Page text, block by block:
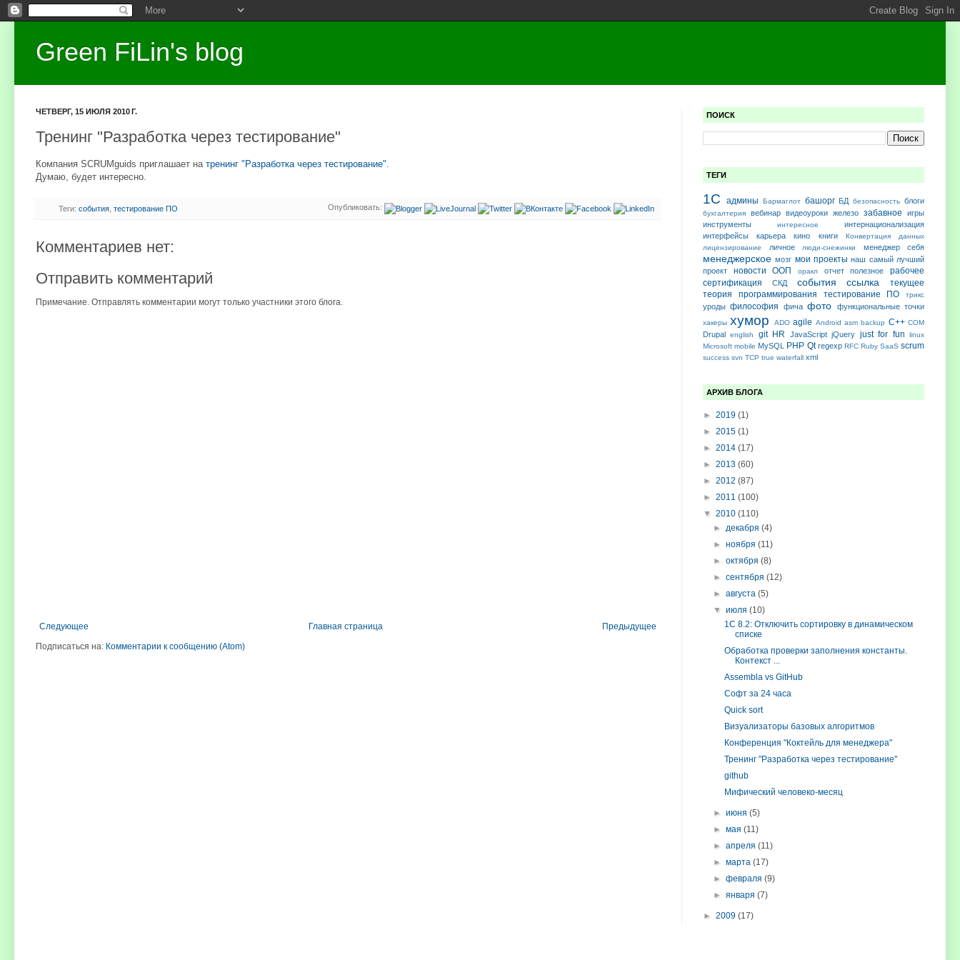
Green FiLin's blog
ЧЕТВЕРГ, 15 ИЮЛЯ 2010 Г.
Тренинг "Разработка через тестирование"
Компания SCRUMguids приглашает на тренинг "Разработка через тестирование"
Думаю, будет интересно.
Опубликовать:
Теги: события, тестирование ПО
Комментариев нет:
Отправить комментарий
Примечание. Отправлять комментарии могут только участники этого блога.
Следующее Предыдущее
Главная страница
Подписаться на: Комментарии к сообщению (Atom)
ПОИСК
ТЕГИ
1С админы Бармаглот башорг БД безопасность блоги
бухгалтерия вебинар видеоуроки железо забавное
игры
инструменты
интересное
интернационализация
интерфейсы
карьера кино книги
Конвертация данных
лицензирование
личное люди-снежинки менеджер себя
менеджерское мозг мои проекты наш самый лучший
проект
новости ООП оракл отчет полезное
рабочее
сертификация
СКД события ссылка
текущее
теория программирования
тестирование ПО трикс
уроды философия фича фото функциональные точки
хакеры хумор ADO agile Android asm backup C++ COM
Drupal english git HR JavaScript jQuery just for fun
linux
Microsoft mobile MySQL PHP Qt regexp RFC Ruby SaaS scrum
success svn TCP true waterfall xml
АРХИВ БЛОГА
► 2019 (1)
► 2015 (1)
► 2014 (17)
► 2013 (60)
► 2012 (87)
► 2011 (100)
▼ 2010 (110)
►декабря(4)
►ноября(11)
►октября(8)
►сентября(12)
►августа(5)
▼июля(10)
1С 8.2: Отключить сортировку в динамическом
списке
Обработка проверки заполнения константы.
Контекст ...
Assembla vs GitHub
Софт за 24 часа
Quick sort
Визуализаторы базовых алгоритмов
Конференция "Коктейль для менеджера"
Тренинг "Разработка через тестирование"
github
Мифический человеко-месяц
►июня(5)
►мая(11)
►апреля(11)
►марта(17)
►февраля(9)
►января(7)
► 2009 (17)